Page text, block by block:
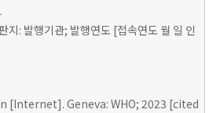
지: 발행기관; 발행연도 [접속연도 월 일 인
Geneva: WHO; 2023 [cited